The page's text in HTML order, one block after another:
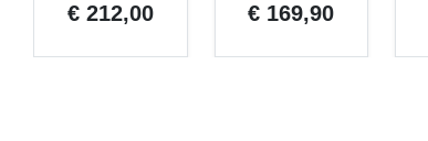
€ 212,00 € 169,90